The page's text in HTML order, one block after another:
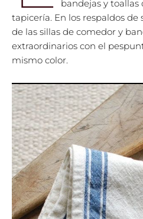
bandejas y toallas
tapicería. En los respaldos de
de las sillas de comedor y
extraordinarios con el
mismo color.